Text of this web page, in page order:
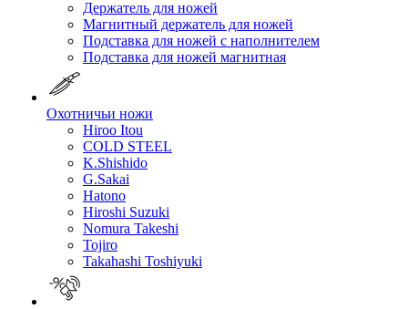
Держатель для ножей
Магнитный держатель для ножей
Подставка для ножей с наполнителем
Подставка для ножей магнитная
Охотничьи ножи
Hiroo Itou
COLD STEEL
K.Shishido
G.Sakai
Hatono
Hiroshi Suzuki
Nomura Takeshi
Tojiro
Takahashi Toshiyuki